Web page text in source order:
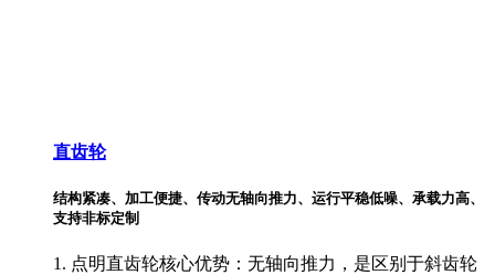
直齿轮
结构紧凑、加工便捷、传动无轴向推力、运行平稳低噪、承载力高、
支持非标定制
1. 点明直齿轮核心优势：无轴向推力，是区别于斜齿轮